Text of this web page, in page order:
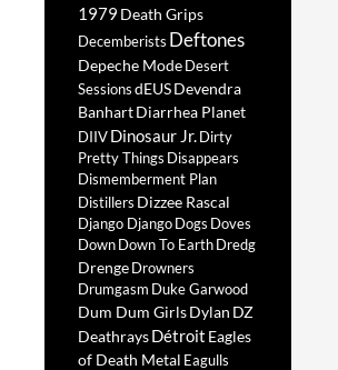
1979 Death Grips
Decemberists Deftones
Depeche ModeDesert
SessionsdEUSDevendra
BanhartDiarrhea Planet
DIIVDinosaur Jr.Dirty
Pretty Things Disappears
Dismemberment Plan
Distillers Dizzee Rascal
Django DjangoDogs Doves
DownDown To EarthDredg
DrengeDrowners
Drumgasm Duke Garwood
Dum Dum GirlsDylan DZ
DeathraysDétroit Eagles
of Death Metal Eagulls